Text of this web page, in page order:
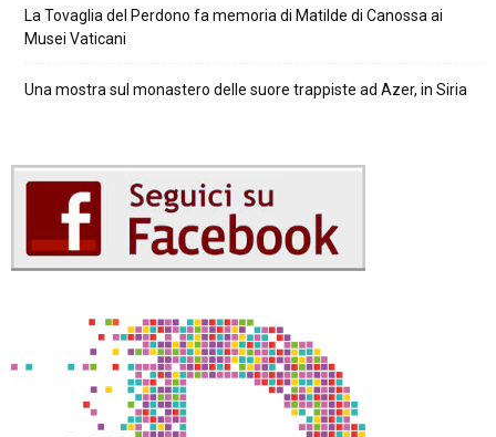
La Tovaglia del Perdono fa memoria di Matilde di Canossa ai
Musei Vaticani
Una mostra sul monastero delle suore trappiste ad Azer, in Siria